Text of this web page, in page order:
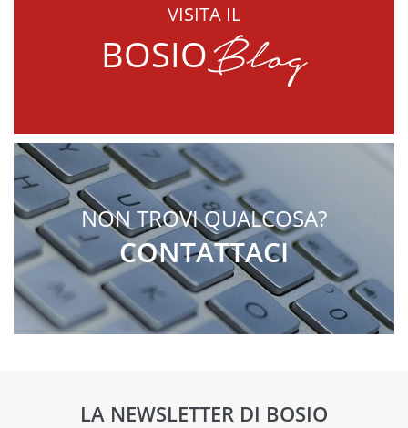
VISITA IL
BOSIOBlog
NON TROVI QUALCOSA?
CONTATTACI
LA NEWSLETTER DI BOSIO